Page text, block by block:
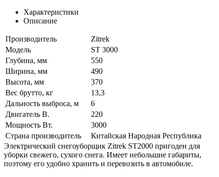
Характеристики
Описание
Производитель
Zitrek
Модель
ST 3000
Глубина, мм
550
Ширина, мм
490
Высота, мм
370
Вес брутто, кг
13,3
Дальность выброса, м
6
Двигатель В.
220
Мощность Вт.
3000
Страна производитель
Китайская Народная Республика
Электрический снегоуборщик Zitrek ST2000 пригоден для
уборки свежего, сухого снега. Имеет небольшие габариты,
поэтому его удобно хранить и перевозить в автомобиле.